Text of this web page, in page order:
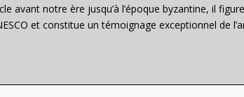
avant notre ère jusqu’à l’époque byzantine, il
et constitue un témoignage exceptionnel de